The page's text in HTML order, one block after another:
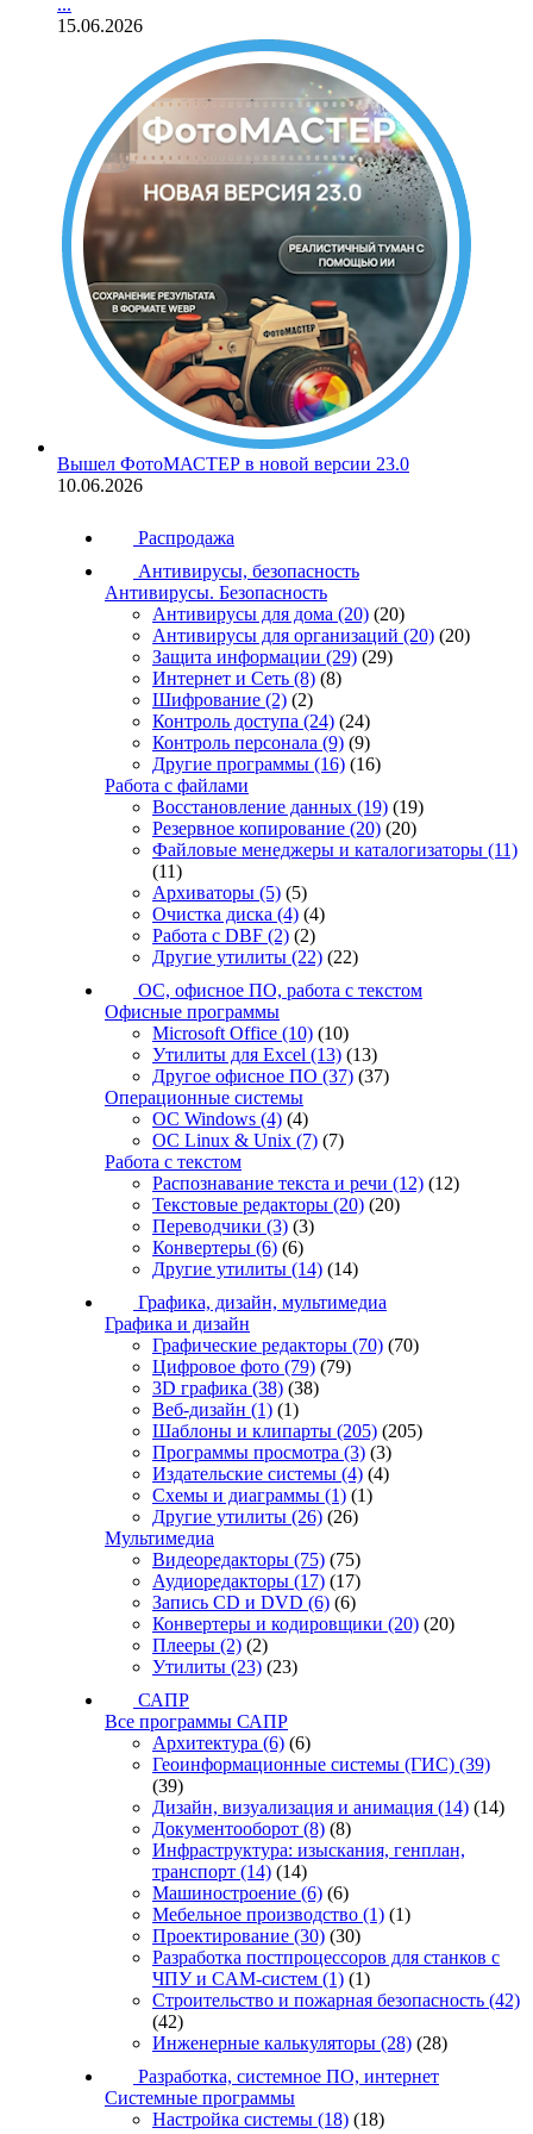
15.06.2026
Вышел ФотоМАСТЕР в новой версии 23.0
10.06.2026
Распродажа
Антивирусы, безопасность
Антивирусы. Безопасность
Антивирусы для дома (20) (20)
Антивирусы для организаций (20) (20)
Защита информации (29) (29)
Интернет и Сеть (8) (8)
Шифрование (2) (2)
Контроль доступа (24) (24)
Контроль персонала (9) (9)
Другие программы (16) (16)
Работа с файлами
Восстановление данных (19) (19)
Резервное копирование (20) (20)
Файловые менеджеры и каталогизаторы (11)
(11)
Архиваторы (5) (5)
Очистка диска (4) (4)
Работа с DBF (2) (2)
Другие утилиты (22) (22)
ОС, офисное ПО, работа с текстом
Офисные программы
Microsoft Office (10) (10)
Утилиты для Excel (13) (13)
Другое офисное ПО (37) (37)
Операционные системы
ОС Windows (4) (4)
ОС Linux & Unix (7) (7)
Работа с текстом
Распознавание текста и речи (12) (12)
Текстовые редакторы (20) (20)
Переводчики (3) (3)
Конвертеры (6) (6)
Другие утилиты (14) (14)
Графика, дизайн, мультимедиа
Графика и дизайн
Графические редакторы (70) (70)
Цифровое фото (79) (79)
3D графика (38) (38)
Веб-дизайн (1) (1)
Шаблоны и клипарты (205) (205)
Программы просмотра (3) (3)
Издательские системы (4) (4)
Схемы и диаграммы (1) (1)
Другие утилиты (26) (26)
Мультимедиа
Видеоредакторы (75) (75)
Аудиоредакторы (17) (17)
Запись CD и DVD (6) (6)
Конвертеры и кодировщики (20) (20)
Плееры (2) (2)
Утилиты (23) (23)
САПР
Все программы САПР
Архитектура (6) (6)
Геоинформационные системы (ГИС) (39)
(39)
Дизайн, визуализация и анимация (14) (14)
Документооборот (8) (8)
Инфраструктура: изыскания, генплан,
транспорт (14) (14)
Машиностроение (6) (6)
Мебельное производство (1) (1)
Проектирование (30) (30)
Разработка постпроцессоров для станков с
ЧПУ и CAM-систем (1) (1)
Строительство и пожарная безопасность (42)
(42)
Инженерные калькуляторы (28) (28)
Разработка, системное ПО, интернет
Системные программы
Настройка системы (18) (18)